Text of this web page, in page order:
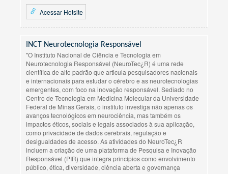
Acessar Hotsite
INCT Neurotecnologia Responsável
"O Instituto Nacional de Ciência e Tecnologia em
Neurotecnologia Responsável (NeuroTec¿R) é uma rede
científica de alto padrão que articula pesquisadores nacionais
e internacionais para estudar o cérebro e as neurotecnologias
emergentes, com foco na inovação responsável. Sediado no
Centro de Tecnologia em Medicina Molecular da Universidade
Federal de Minas Gerais, o instituto investiga não apenas os
avanços tecnológicos em neurociência, mas também os
impactos éticos, sociais e legais associados à sua aplicação,
como privacidade de dados cerebrais, regulação e
desigualdades de acesso. As atividades do NeuroTec¿R
incluem a criação de uma plataforma de Pesquisa e Inovação
Responsável (PIR) que integra princípios como envolvimento
público, ética, diversidade, ciência aberta e governança